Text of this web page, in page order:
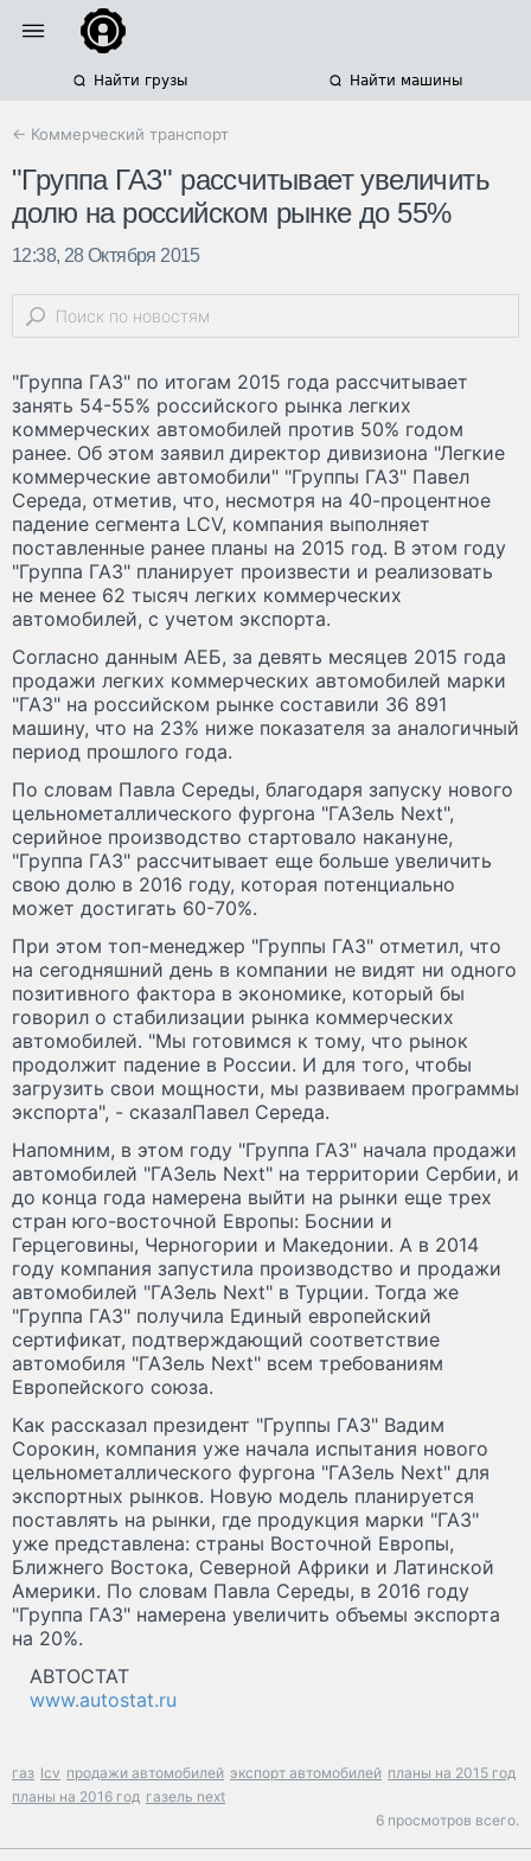
Найти грузы Найти машины
← Коммерческий транспорт
"Группа ГАЗ" рассчитывает увеличить
долю на российском рынке до 55%
12:38, 28 Октября 2015
"Группа ГАЗ" по итогам 2015 года рассчитывает
занять 54-55% российского рынка легких
коммерческих автомобилей против 50% годом
ранее. Об этом заявил директор дивизиона "Легкие
коммерческие автомобили" "Группы ГАЗ" Павел
Середа, отметив, что, несмотря на 40-процентное
падение сегмента LCV, компания выполняет
поставленные ранее планы на 2015 год. В этом году
"Группа ГАЗ" планирует произвести и реализовать
не менее 62 тысяч легких коммерческих
автомобилей, с учетом экспорта.
Согласно данным АЕБ, за девять месяцев 2015 года
продажи легких коммерческих автомобилей марки
"ГАЗ" на российском рынке составили 36 891
машину, что на 23% ниже показателя за аналогичный
период прошлого года.
По словам Павла Середы, благодаря запуску нового
цельнометаллического фургона "ГАЗель Next",
серийное производство стартовало накануне,
"Группа ГАЗ" рассчитывает еще больше увеличить
свою долю в 2016 году, которая потенциально
может достигать 60-70%.
При этом топ-менеджер "Группы ГАЗ" отметил, что
на сегодняшний день в компании не видят ни одного
позитивного фактора в экономике, который бы
говорил о стабилизации рынка коммерческих
автомобилей. "Мы готовимся к тому, что рынок
продолжит падение в России. И для того, чтобы
загрузить свои мощности, мы развиваем программы
экспорта", - сказалПавел Середа.
Напомним, в этом году "Группа ГАЗ" начала продажи
автомобилей "ГАЗель Next" на территории Сербии, и
до конца года намерена выйти на рынки еще трех
стран юго-восточной Европы: Боснии и
Герцеговины, Черногории и Македонии. А в 2014
году компания запустила производство и продажи
автомобилей "ГАЗель Next" в Турции. Тогда же
"Группа ГАЗ" получила Единый европейский
сертификат, подтверждающий соответствие
автомобиля "ГАЗель Next" всем требованиям
Европейского союза.
Как рассказал президент "Группы ГАЗ" Вадим
Сорокин, компания уже начала испытания нового
цельнометаллического фургона "ГАЗель Next" для
экспортных рынков. Новую модель планируется
поставлять на рынки, где продукция марки "ГАЗ"
уже представлена: страны Восточной Европы,
Ближнего Востока, Северной Африки и Латинской
Америки. По словам Павла Середы, в 2016 году
"Группа ГАЗ" намерена увеличить объемы экспорта
на 20%.
АВТОСТАТ
www.autostat.ru
газ lcv продажи автомобилей экспорт автомобилей планы на 2015 год
планы на 2016 год газель next
6 просмотров всего.